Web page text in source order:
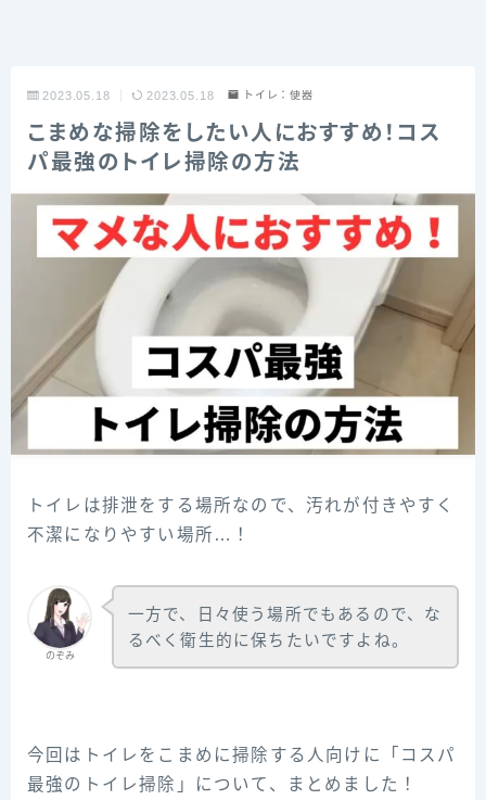
2023.05.18 2023.05.18 トイレ：便器
こまめな掃除をしたい人におすすめ！コス
パ最強のトイレ掃除の方法
トイレは排泄をする場所なので、汚れが付きやすく
不潔になりやすい場所…！
のぞみ
一方で、日々使う場所でもあるので、な
るべく衛生的に保ちたいですよね。
今回はトイレをこまめに掃除する人向けに「コスパ
最強のトイレ掃除」について、まとめました！